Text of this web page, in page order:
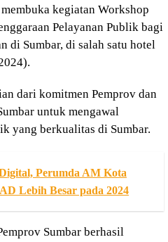
kegiatan Workshop
Pelayanan Publik bagi
di Sumbar, di salah satu hotel
dari komitmen Pemprov dan
untuk mengawal
yang berkualitas di Sumbar.
Perumda AM Kota
Lebih Besar pada 2024
Sumbar berhasil